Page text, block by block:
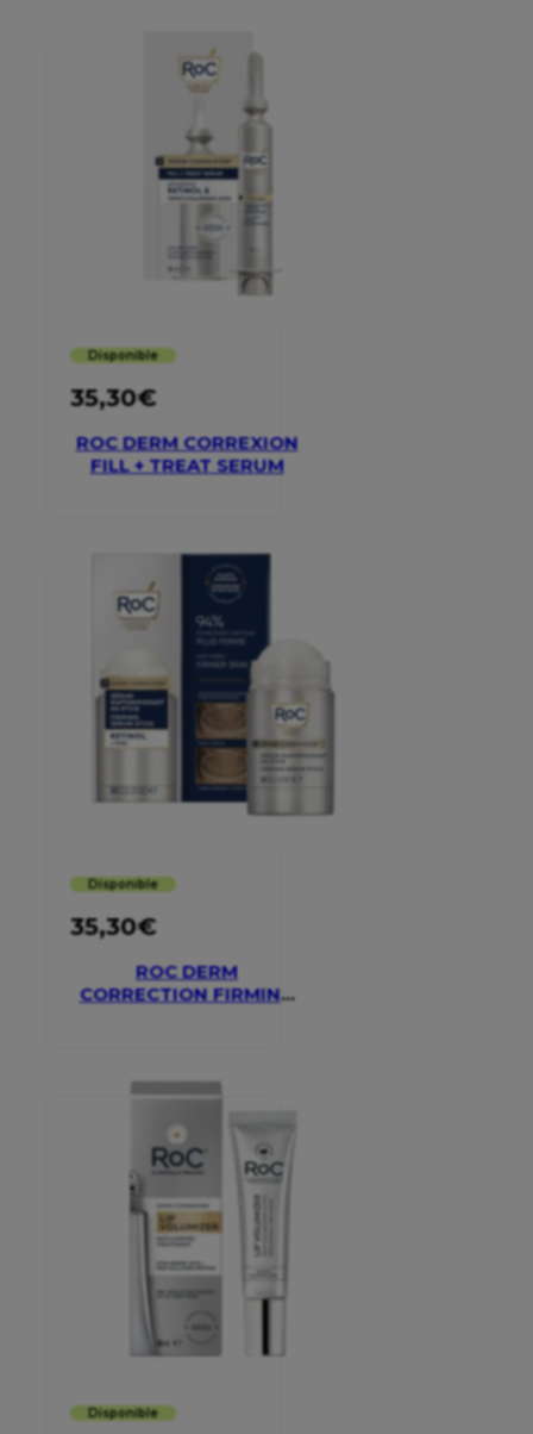
Disponible
35,30€
ROC DERM CORREXION
FILL + TREAT SERUM
Disponible
35,30€
ROC DERM
CORRECTION FIRMING
Disponible